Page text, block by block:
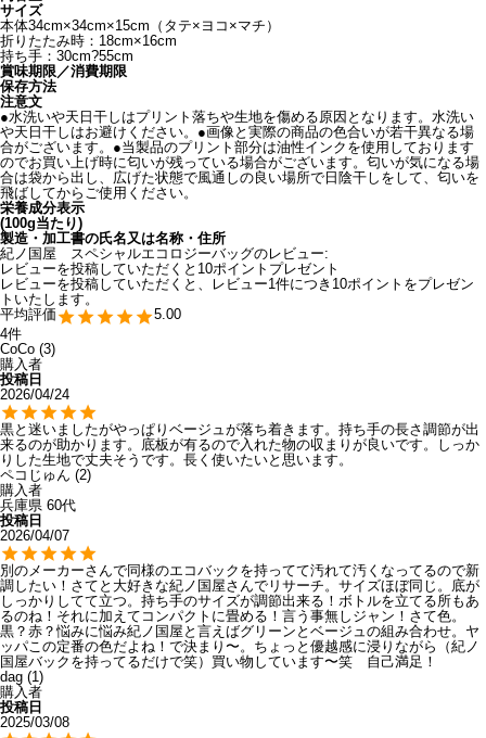
サイズ
本体34cm×34cm×15cm（タテ×ヨコ×マチ）
折りたたみ時：18cm×16cm
持ち手：30cm?55cm
賞味期限／消費期限
保存方法
注意文
●水洗いや天日干しはプリント落ちや生地を傷める原因となります。水洗い
や天日干しはお避けください。●画像と実際の商品の色合いが若干異なる場
合がございます。●当製品のプリント部分は油性インクを使用しております
のでお買い上げ時に匂いが残っている場合がございます。匂いが気になる場
合は袋から出し、広げた状態で風通しの良い場所で日陰干しをして、匂いを
飛ばしてからご使用ください。
栄養成分表示
(100g当たり)
製造・加工書の氏名又は名称・住所
紀ノ国屋 スペシャルエコロジーバッグのレビュー:
レビューを投稿していただくと10ポイントプレゼント
レビューを投稿していただくと、レビュー1件につき10ポイントをプレゼン
トいたします。
5.00
4
CoCo 3
購入者
投稿日
2026/04/24
黒と迷いましたがやっぱりベージュが落ち着きます。持ち手の長さ調節が出
来るのが助かります。底板が有るので入れた物の収まりが良いです。しっか
りした生地で丈夫そうです。長く使いたいと思います。
ペコじゅん 2
購入者
兵庫県 60代
投稿日
2026/04/07
別のメーカーさんで同様のエコバックを持ってて汚れて汚くなってるので新
調したい！さてと大好きな紀ノ国屋さんでリサーチ。サイズほぼ同じ。底が
しっかりしてて立つ。持ち手のサイズが調節出来る！ボトルを立てる所もあ
るのね！それに加えてコンパクトに畳める！言う事無しジャン！さて色。
黒？赤？悩みに悩み紀ノ国屋と言えばグリーンとベージュの組み合わせ。ヤ
ッパこの定番の色だよね！で決まり〜。ちょっと優越感に浸りながら（紀ノ
国屋バックを持ってるだけで笑）買い物しています〜笑　自己満足！
dag 1
購入者
投稿日
2025/03/08